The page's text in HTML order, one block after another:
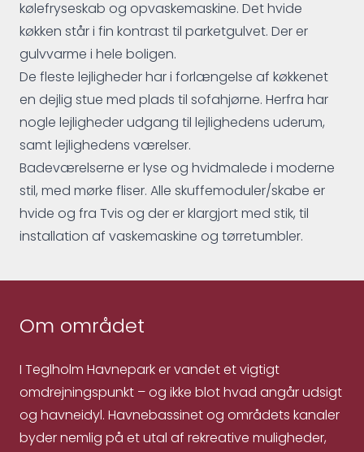
kølefryseskab og opvaskemaskine. Det hvide
køkken står i fin kontrast til parketgulvet. Der er
gulvvarme i hele boligen.
De fleste lejligheder har i forlængelse af køkkenet
en dejlig stue med plads til sofahjørne. Herfra har
nogle lejligheder udgang til lejlighedens uderum,
samt lejlighedens værelser.
Badeværelserne er lyse og hvidmalede i moderne
stil, med mørke fliser. Alle skuffemoduler/skabe er
hvide og fra Tvis og der er klargjort med stik, til
installation af vaskemaskine og tørretumbler.
Om området
I Teglholm Havnepark er vandet et vigtigt
omdrejningspunkt – og ikke blot hvad angår udsigt
og havneidyl. Havnebassinet og områdets kanaler
byder nemlig på et utal af rekreative muligheder,